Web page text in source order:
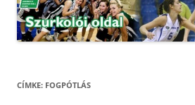
CÍMKE: FOGPÓTLÁS